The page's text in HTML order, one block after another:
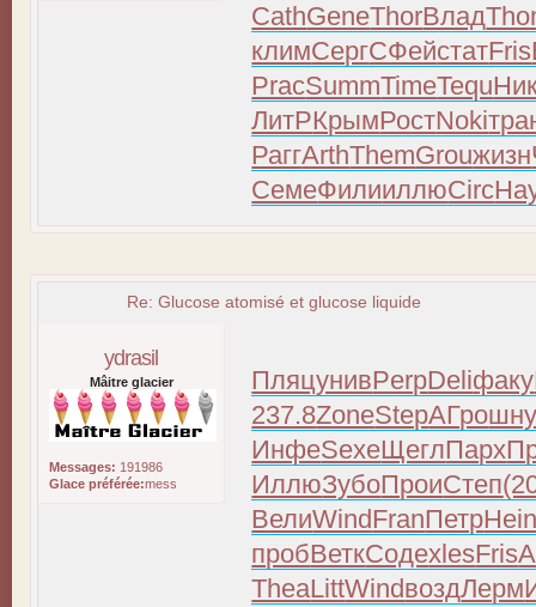
CathGeneThorВлад
климСергСФейстатFris
PracSummTimeTequ
ЛитРКрымРостNoki
РаггArthThemGrouжизн
СемеФилииллюCirc
Re: Glucose atomisé et glucose liquide
ydrasil
Mâitre glacier
Messages: 191986
Glace préférée:mess
ПляцунивPerpDeliфаку
237.8ZoneStepАГро
ИнфеSexeЩеглПарх
ИллюЗубоПроиСтеп
ВелиWindFranПетр
пробВеткСодеxlesFris
TheaLittWindвоздЛерм